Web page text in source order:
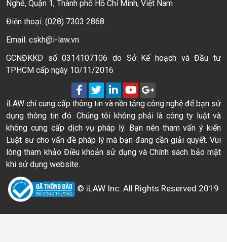
Nghé, Quận 1, Thành phố Hồ Chí Minh, Việt Nam
Điện thoại: (028) 7303 2868
Email: cskh@i-law.vn
GCNĐKKD số 0314107106 do Sở Kế hoạch và Đầu tư
TPHCM cấp ngày 10/11/2016
iLAW chỉ cung cấp thông tin và nền tảng công nghệ để bạn sử
dụng thông tin đó. Chúng tôi không phải là công ty luật và
không cung cấp dịch vụ pháp lý. Bạn nên tham vấn ý kiến
Luật sư cho vấn đề pháp lý mà bạn đang cần giải quyết. Vui
lòng tham khảo Điều khoản sử dụng và Chính sách bảo mật
khi sử dụng website.
© iLAW Inc. All Rights Reserved 2019